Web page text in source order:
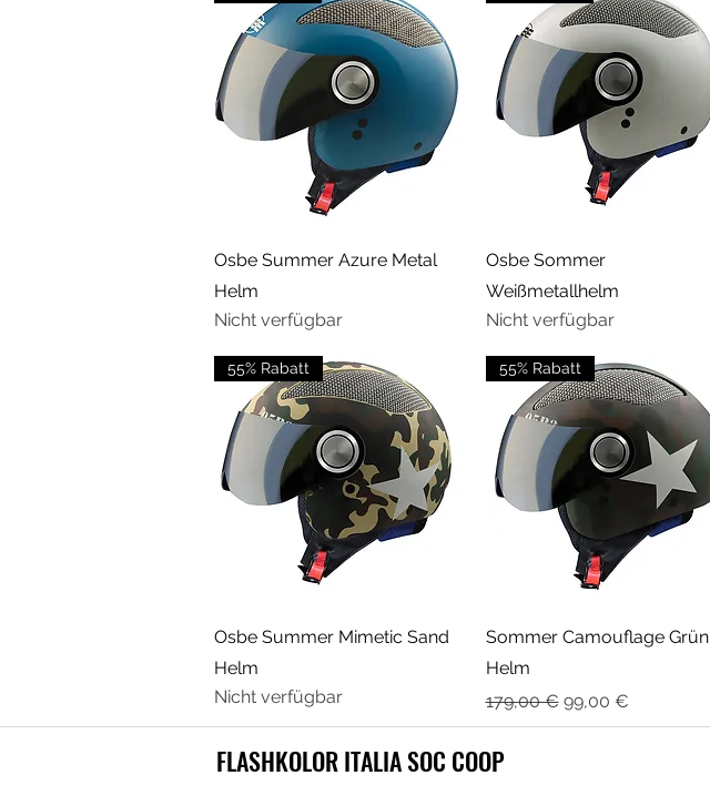
Schnellansicht
Osbe Summer Azure Metal
Helm
Nicht verfügbar
Schnellansicht
Osbe Sommer
Weißmetallhelm
Nicht verfügbar
Schnellansicht
55% Rabatt
Osbe Summer Mimetic Sand
Helm
Nicht verfügbar
Schnellansicht
55% Rabatt
Sommer Camouflage Grün
Helm
Standardpreis
179,00 € Sale-Preis
99,00 €
FLASHKOLOR ITALIA SOC COOP